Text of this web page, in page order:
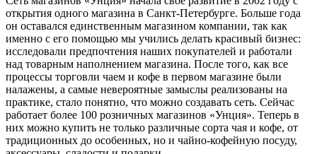
открытия одного магазина в Санкт-Петербурге. Больше года
он оставался единственным магазином компании, так как
именно с его помощью мы учились делать красивый бизнес:
исследовали предпочтения наших покупателей и работали
над товарным наполнением магазина. После того, как все
процессы торговли чаем и кофе в первом магазине были
налажены, а самые невероятные замыслы реализованы на
практике, стало понятно, что можно создавать сеть. Сейчас
работает более 100 розничных магазинов «Унция». Теперь в
них можно купить не только различные сорта чая и кофе, от
традиционных до особенных, но и чайно-кофейную посуду,